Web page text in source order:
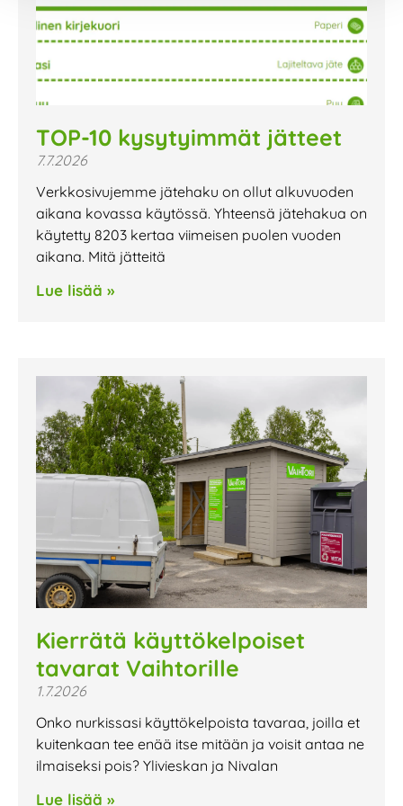
TOP-10 kysytyimmät jätteet
7.7.2026
Verkkosivujemme jätehaku on ollut alkuvuoden
aikana kovassa käytössä. Yhteensä jätehakua on
käytetty 8203 kertaa viimeisen puolen vuoden
aikana. Mitä jätteitä
Lue lisää »
Kierrätä käyttökelpoiset
tavarat Vaihtorille
1.7.2026
Onko nurkissasi käyttökelpoista tavaraa, joilla et
kuitenkaan tee enää itse mitään ja voisit antaa ne
ilmaiseksi pois? Ylivieskan ja Nivalan
Lue lisää »